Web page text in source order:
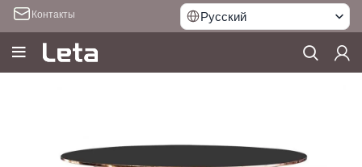
Контакты Русский